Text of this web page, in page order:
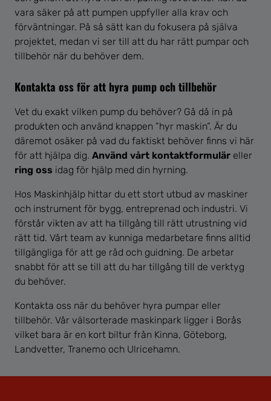
vara säker på att pumpen uppfyller alla krav och
förväntningar. På så sätt kan du fokusera på själva
projektet, medan vi ser till att du har rätt pumpar och
tillbehör när du behöver dem.
Kontakta oss för att hyra pump och tillbehör
Vet du exakt vilken pump du behöver? Gå då in på
produkten och använd knappen ”hyr maskin”. Är du
däremot osäker på vad du faktiskt behöver finns vi här
för att hjälpa dig. Använd vårt kontaktformulär eller
ring oss idag för hjälp med din hyrning.
Hos Maskinhjälp hittar du ett stort utbud av maskiner
och instrument för bygg, entreprenad och industri. Vi
förstår vikten av att ha tillgång till rätt utrustning vid
rätt tid. Vårt team av kunniga medarbetare finns alltid
tillgängliga för att ge råd och guidning. De arbetar
snabbt för att se till att du har tillgång till de verktyg
du behöver.
Kontakta oss när du behöver hyra pumpar eller
tillbehör. Vår välsorterade maskinpark ligger i Borås
vilket bara är en kort biltur från Kinna, Göteborg,
Landvetter, Tranemo och Ulricehamn.